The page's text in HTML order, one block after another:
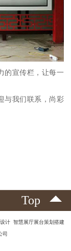
的宣传栏，让每一
与我们联系，尚彩
Top
计 智慧展厅展台策划搭建
司